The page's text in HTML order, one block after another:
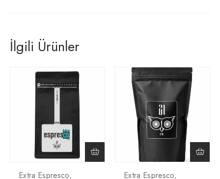
İlgili Ürünler
Extra Espresco,
Extra Espresco,